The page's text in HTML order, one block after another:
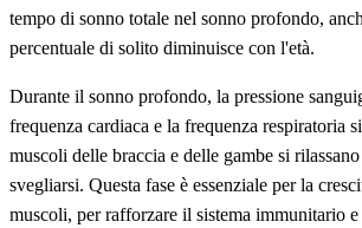
tempo di sonno totale nel sonno profondo,
percentuale di solito diminuisce con l'età.
Durante il sonno profondo, la pressione
frequenza cardiaca e la frequenza respiratoria
muscoli delle braccia e delle gambe si
svegliarsi. Questa fase è essenziale per la
muscoli, per rafforzare il sistema immunitario